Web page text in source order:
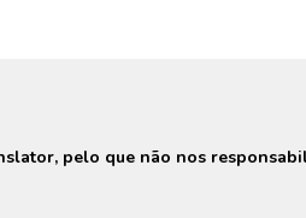
pelo que não nos